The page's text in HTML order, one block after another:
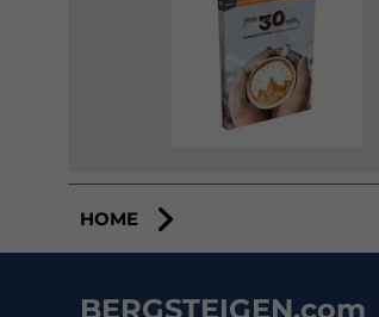
HOME
BERGSTEIGEN.com